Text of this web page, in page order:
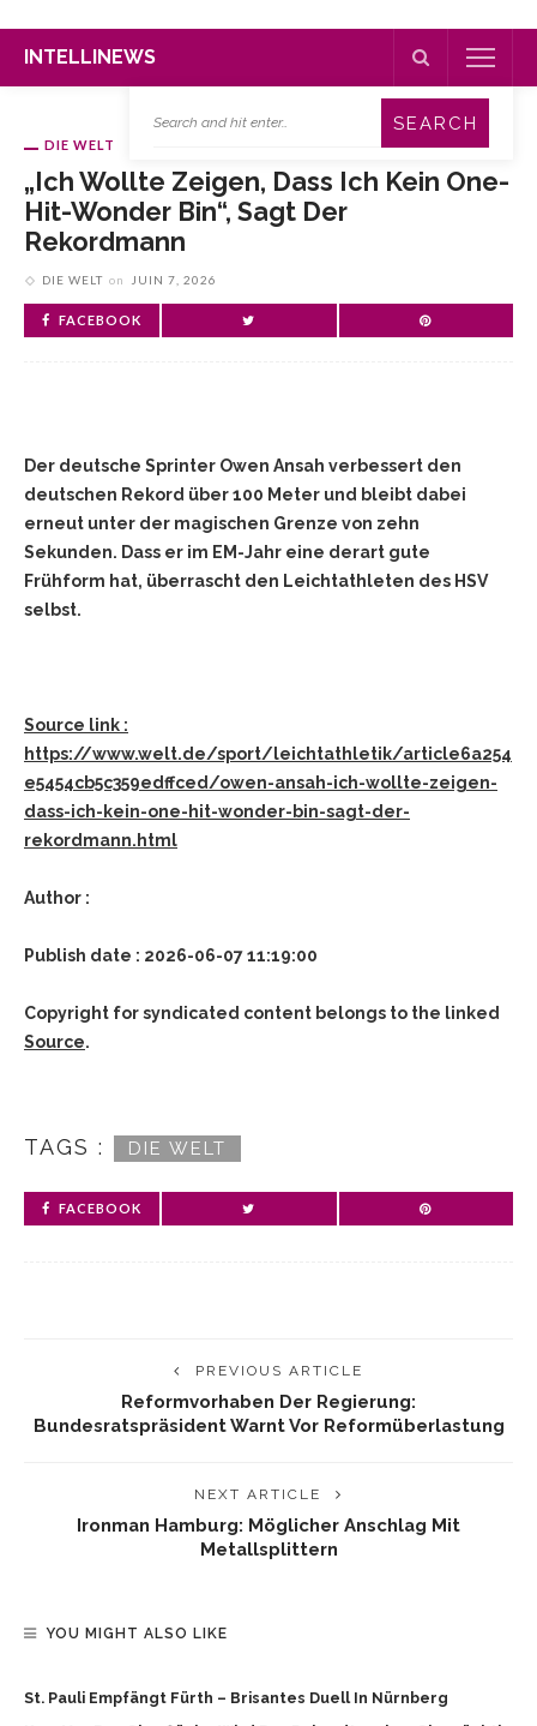
INTELLINEWS
DIE WELT
„Ich Wollte Zeigen, Dass Ich Kein One-
Hit-Wonder Bin“, Sagt Der
Rekordmann
DIE WELT on JUIN 7, 2026
FACEBOOK
Der deutsche Sprinter Owen Ansah verbessert den
deutschen Rekord über 100 Meter und bleibt dabei
erneut unter der magischen Grenze von zehn
Sekunden. Dass er im EM-Jahr eine derart gute
Frühform hat, überrascht den Leichtathleten des HSV
selbst.
Source link :
https://www.welt.de/sport/leichtathletik/article6a254
e5454cb5c359edffced/owen-ansah-ich-wollte-zeigen-
dass-ich-kein-one-hit-wonder-bin-sagt-der-
rekordmann.html
Author :
Publish date : 2026-06-07 11:19:00
Copyright for syndicated content belongs to the linked
Source.
TAGS : DIE WELT
FACEBOOK
PREVIOUS ARTICLE
Reformvorhaben Der Regierung:
Bundesratspräsident Warnt Vor Reformüberlastung
NEXT ARTICLE
Ironman Hamburg: Möglicher Anschlag Mit
Metallsplittern
YOU MIGHT ALSO LIKE
St. Pauli Empfängt Fürth – Brisantes Duell In Nürnberg